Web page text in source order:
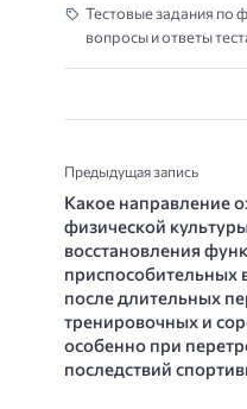
Тестовые задания по
вопросы и ответы
Предыдущая запись
Какое направление
физической
восстановления
приспособительных
после длительных
тренировочных и
особенно при
последствий